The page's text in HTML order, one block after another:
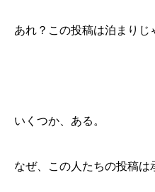
あれ？この投稿は泊まりじ
いくつか、ある。
なぜ、この人たちの投稿は